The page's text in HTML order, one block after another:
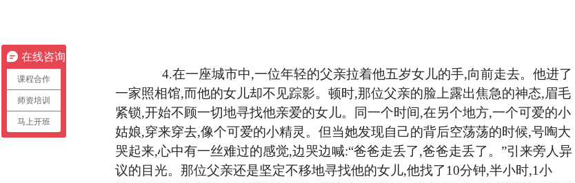
4.在一座城市中,一位年轻的父亲拉着他五岁女儿的手,向前走去。他进了
一家照相馆,而他的女儿却不见踪影。顿时,那位父亲的脸上露出焦急的神态,眉毛
紧锁,开始不顾一切地寻找他亲爱的女儿。同一个时间,在另个地方,一个可爱的小
姑娘,穿来穿去,像个可爱的小精灵。但当她发现自己的背后空荡荡的时候,号啕大
哭起来,心中有一丝难过的感觉,边哭边喊:“爸爸走丢了,爸爸走丢了。”引来旁人异
议的目光。那位父亲还是坚定不移地寻找他的女儿,他找了10分钟,半小时,1小
在线咨询
课程合作
师资培训
马上开班